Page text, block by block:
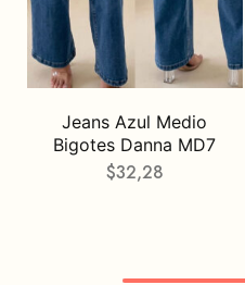
Jeans Azul Medio
Bigotes Danna MD7
$32,28